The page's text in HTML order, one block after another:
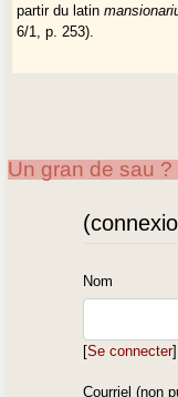
partir du latin
6/1, p. 253).
Un gran de sau ?
Nom
[Se connecter]
Courriel (non